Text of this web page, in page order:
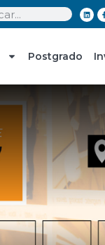
Postgrado